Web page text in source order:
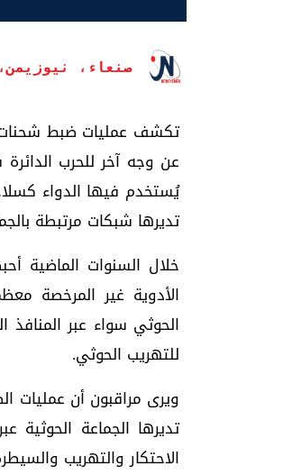
صنعاء،
تكشف عمليات ضبط شحنات
عن وجه آخر للحرب
يُستخدم فيها الدواء
تديرها شبكات مرتبطة
خلال السنوات الماضية
الأدوية غير المرخصة
الحوثي سواء عبر المنافذ
للتهريب الحوثي.
ويرى مراقبون أن عمليات
تديرها الجماعة
الاحتكار والتهريب